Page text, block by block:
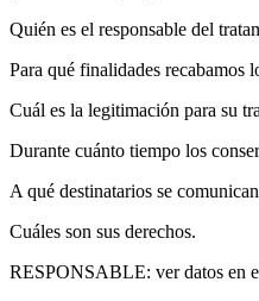
Quién es el responsable del
Para qué finalidades recabamos
Cuál es la legitimación para su
Durante cuánto tiempo los
A qué destinatarios se
Cuáles son sus derechos.
RESPONSABLE: ver datos en